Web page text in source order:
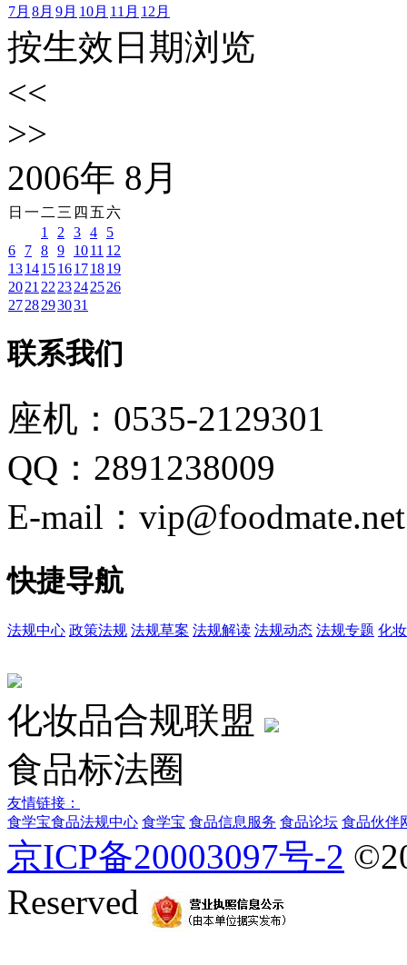
7月 8月 9月 10月 11月 12月
按生效日期浏览
<<
>>
2006年 8 月
日 一 二 三 四 五 六
1
2 3 4
5
6
7 8 9 1011 12
13141516171819
2021 22 23242526
2728293031
联系我们
座机：0535-2129301
QQ：2891238009
E-mail：vip@foodmate.net
快捷导航
法规中心 政策法规 法规草案 法规解读 法规动态 法规专题 化
化妆品合规联盟
食品标法圈
友情链接：
食学宝食品法规中心 食学宝 食品信息服务 食品论坛 食品伙伴
京ICP备20003097号-2
Reserved